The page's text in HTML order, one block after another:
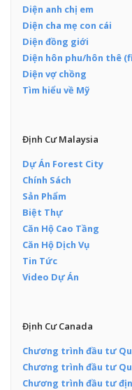
Diện anh chị em
Diện cha mẹ con cái
Diện đồng giới
Diện hôn phu/hôn thê
Diện vợ chồng
Tìm hiểu về Mỹ
Định Cư Malaysia
Dự Án Forest City
Chính Sách
Sản Phẩm
Biệt Thự
Căn Hộ Cao Tầng
Căn Hộ Dịch Vụ
Tin Tức
Video Dự Án
Định Cư Canada
Chương trình đầu tư
Chương trình đầu tư
Chương trình đầu tư